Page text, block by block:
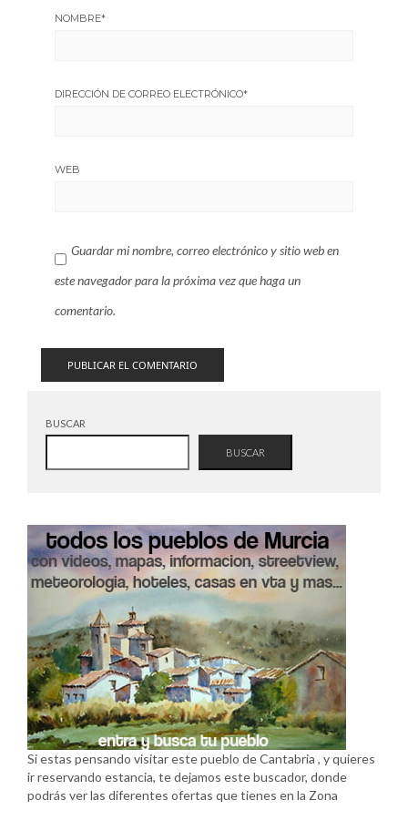
NOMBRE*
DIRECCIÓN DE CORREO ELECTRÓNICO*
WEB
Guardar mi nombre, correo electrónico y sitio web en
este navegador para la próxima vez que haga un
comentario.
BUSCAR
BUSCAR
Si estas pensando visitar este pueblo de Cantabria , y quieres
ir reservando estancia, te dejamos este buscador, donde
podrás ver las diferentes ofertas que tienes en la Zona